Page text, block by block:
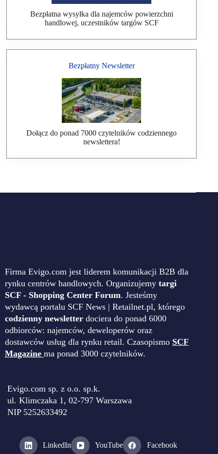
Bezpłatna wysyłka dla najemców powierzchni
handlowej, uczestników targów SCF
Bezpłatny Newsletter
Dołącz do ponad 7000 czytelników codziennego
newslettera!
Firma Evigo.com jest liderem komunikacji B2B dla
rynku centrów handlowych. Organizujemy targi
SCF - Shopping Center Forum. Jesteśmy
wydawcą portalu SCF News | Retailnet.pl, którego
codzienny newsletter dociera do ponad 6000
odbiorców: najemców, deweloperów oraz
dostawców usług dla rynku retail. Czasopismo SCF
Magazine ma ponad 3000 czytelników.
Evigo.com sp. z o.o. sp.k.
ul. Klimczaka 1, 02-797 Warszawa
NIP 5252633492
LinkedIn YouTube Facebook